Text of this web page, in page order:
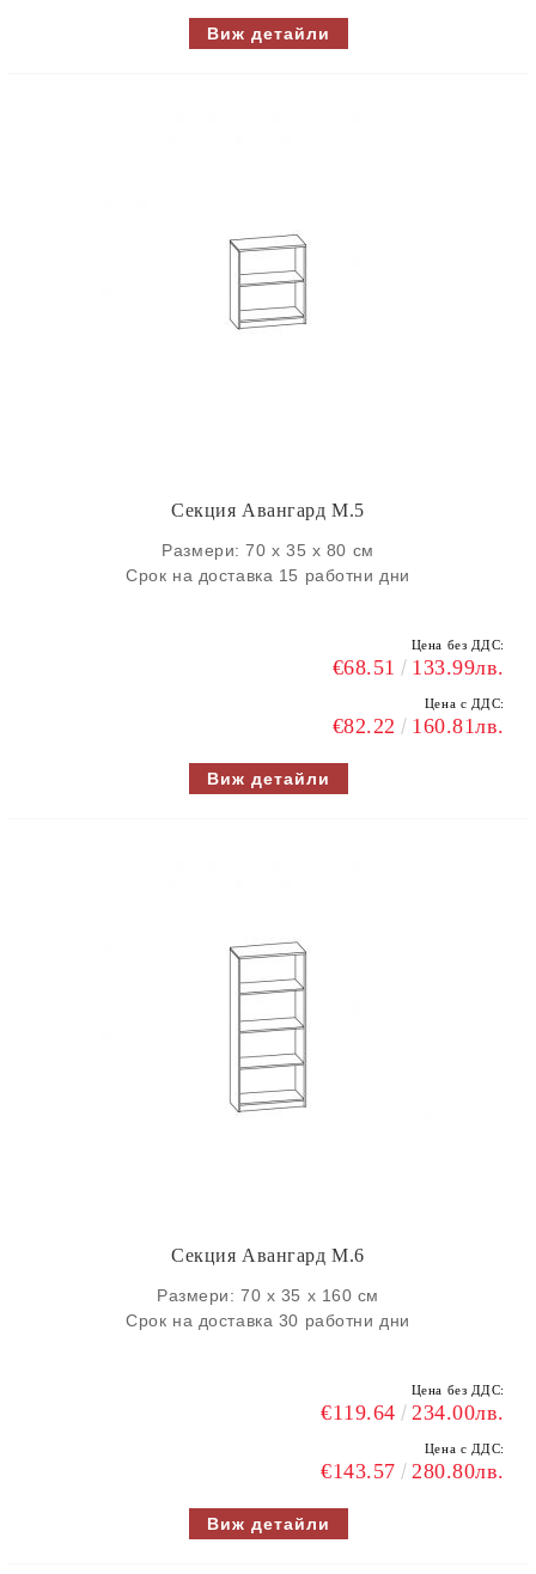
Виж детайли
Секция Авангард M.5
Размери: 70 х 35 х 80 см
Срок на доставка 15 работни дни
Цена без ДДС:
€68.51 133.99лв.
Цена с ДДС:
€82.22 160.81лв.
Виж детайли
Секция Авангард M.6
Размери: 70 х 35 х 160 см
Срок на доставка 30 работни дни
Цена без ДДС:
€119.64 234.00лв.
Цена с ДДС:
€143.57 280.80лв.
Виж детайли